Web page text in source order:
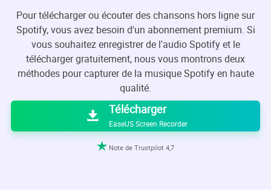
Pour télécharger ou écouter des chansons hors ligne sur
Spotify, vous avez besoin d'un abonnement premium. Si
vous souhaitez enregistrer de l'audio Spotify et le
télécharger gratuitement, nous vous montrons deux
méthodes pour capturer de la musique Spotify en haute
qualité.
 Télécharger
EaseUS Screen Recorder
 Note de Trustpilot 4,7